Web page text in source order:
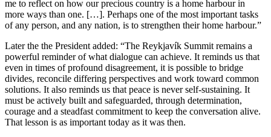
me to reflect on how our precious country is a home harbour in
more ways than one. […]. Perhaps one of the most important tasks
of any person, and any nation, is to strengthen their home harbour.”​​​​‌ ‍ ​‍​‍‌‍ ‌ ​‍‌‍‍‌‌‍‌ ‌‍‍‌‌‍ ‍​‍​‍​ ‍‍​‍​‍‌ ​ ‌‍​‌‌‍ ‍‌‍‍‌‌ ‌​‌ ‍‌​‍ ‍‌‍‍‌‌‍ ​‍​‍​‍ ​​‍​‍‌‍‍​‌ ​‍‌‍‌‌‌‍‌‍​‍​‍​ ‍‍​‍​‍‌‍‍​‌ ‌​‌ ‌​‌ ​​‌ ​ ​‍ ​‍ ‌‍‌‍‌‍ ‌ ​‍‌ ​ ‌‍‌‌‌ ‌​‌‍‍‌​‍ ‌‌‍‍‌‌ ​ ‌‍ ​‌‍​‌‌‍ ‍‌‍‌​‌ ​ ​‍ ‍‌ ‌‍‌‍‌‌‌ ​‍‌‍​ ‌‍‌‌‌‍ ​​‍ ‍‌‍​‌‌ ​​‌ ​​​‍ ‌ ​ ‌ ‌​‌ ‌‌‌‍‌​‌‍‍‌‌‍ ​‍ ‌‍‍‌‌‍ ‍‌ ‌​‌‍‌‌‌‍ ‍‌ ‌​​‍ ‌‍‌‌‌‍‌​‌‍‍‌‌ ‌​​‍ ‌‍ ‌‌‍ ‌‍‌​‌‍‌‌​ ‌‌ ​​‌ ​‍‌‍‌‌‌ ​ ‌‍‌‌‌‍ ‍‌ ‌​‌‍​‌‌ ‌​‌‍‍‌‌‍ ‌‍ ‍​ ‍ ‌‍‍‌‌‍‌​​ ‌​ ‌ ​ ‌‍​ ​​​ ​ ​ ‌‍‌‍‌‌‌‍​‍‌‍​‌​‍ ‌​ ​ ​ ​ ‌‍​‌‌‍‌‍​‍ ‌​ ‌​‌‍​‌‌‍‌‌​ ‌‌​‍ ‌​ ‍‌​ ​‌‌‍​‌​ ‍​​‍ ‌‌‍‌​​ ‌ ​ ​‍​ ‍​​ ‌‍​ ​‌‌‍‌​​ ​ ​ ​‍​ ​‍​ ‍​‌‍​ ​ ‍ ‌ ‌​‌ ‍‌‌ ​​‌‍‌‌​ ‌‌‍ ‍‌‍‌‌‌ ‌ ‌ ​ ​ ‍ ‌ ​​‌‍​‌‌ ‌​‌‍‍​​ ‌‌ ​​‌‍​‌‌‍‌ ‌‍‌‌‌​​‍‌ ‌‌‌‍‍‌‌‍ ​‌‍‌​‌‍‌‌‌ ​‍​‍‌‌​ ‌‌‌​​‍‌‌ ‌‍‍ ‌‍‌‌‌ ‍‌​‍‌‌​ ​ ‌​‌​​‍‌‌​ ​ ‌​‌​​‍‌‌​ ​‍​ ​‍​ ‌‍‌‍​ ‌‍​‍​ ‍​​ ‌‌​ ‌ ​ ​ ​ ‍​‌‍​‍‌‍​‍​ ​‍​ ‍​​‍‌‌​ ​‍​ ​‍​‍‌‌​ ‌‌‌​‌​​‍ ‍‌‍​ ‌‍ ‌‍ ‍‌ ‌​‌‍‌‌‌‍ ‍‌ ‌​​‍‌‌​ ‌‌‌​​‍‌‌ ‌‍‍ ‌‍‌‌‌ ‍‌​‍‌‌​ ​ ‌​‌​​‍‌‌​ ​ ‌​‌​​‍‌‌​ ​‍​ ​‍​ ‍​​ ‍‌‌‍​‌​ ​​‌‍​‍‌‍‌‍‌‍‌​​ ‌ ‌‍​‍​ ‌‌​ ‌​‌‍​‌​‍‌‌​ ​‍​ ​‍​‍‌‌​ ‌‌‌​‌​​‍ ‍‌‍​ ‌‍‍​‌‍‍‌‌‍ ​‌‍‌​‌ ​‍‌‍‌‌‌‍ ‍​‍‌‌​ ‌‌‌​​‍‌‌ ‌‍‍ ‌‍‌‌‌ ‍‌​‍‌‌​ ​ ‌​‌​​‍‌‌​ ​ ‌​‌​​‍‌‌​ ​‍​ ​‍‌‍‌​‌‍​‍​ ‌​‌‍‌‍​ ​​​ ‌​‌‍‌​‌‍​‌‌‍‌‍​ ‌‍​ ​ ​ ‍‌​‍‌‌​ ​‍​ ​‍​‍‌‌​ ‌‌‌​‌​​‍ ‍‌ ‌​‌‍‌‌‌ ‍​‌ ‌​​ ‌‍​‍‌‍​‌‌ ​ ‌‍‌‌‌‌‌‌‌ ​‍‌‍ ​​ ‌‌‍‍​‌ ‌​‌ ‌​‌ ​​‌ ​ ​‍‌‌​ ​‍‌​‌‍​‍‌‌​ ​‍‌​‌‍‌‍‌‍‌‍ ‌ ​‍‌ ​ ‌‍‌‌‌ ‌​‌‍‍‌​‍ ‌‌‍‍‌‌ ​ ‌‍ ​‌‍​‌‌‍ ‍‌‍‌​‌ ​ ​‍ ‍‌ ‌‍‌‍‌‌‌ ​‍‌‍​ ‌‍‌‌‌‍ ​​‍ ‍‌‍​‌‌ ​​‌ ​​​‍‌‌​ ​‍‌​‌‍‌ ​ ‌ ‌​‌ ‌‌‌‍‌​‌‍‍‌‌‍ ​‍‌‍‌‍‍‌‌‍‌​​ ‌​ ‌ ​ ‌‍​ ​​​ ​ ​ ‌‍‌‍‌‌‌‍​‍‌‍​‌​‍ ‌​ ​ ​ ​ ‌‍​‌‌‍‌‍​‍ ‌​ ‌​‌‍​‌‌‍‌‌​ ‌‌​‍ ‌​ ‍‌​ ​‌‌‍​‌​ ‍​​‍ ‌‌‍‌​​ ‌ ​ ​‍​ ‍​​ ‌‍​ ​‌‌‍‌​​ ​ ​ ​‍​ ​‍​ ‍​‌‍​ ​‍‌‍‌ ‌​‌ ‍‌‌ ​​‌‍‌‌​ ‌‌‍ ‍‌‍‌‌‌ ‌ ‌ ​ ​‍‌‍‌ ​​‌‍​‌‌ ‌​‌‍‍​​ ‌‌ ​​‌‍​‌‌‍‌ ‌‍‌‌‌​​‍‌ ‌‌‌‍‍‌‌‍ ​‌‍‌​‌‍‌‌‌ ​‍​‍‌‌​ ‌‌‌​​‍‌‌ ‌‍‍ ‌‍‌‌‌ ‍‌​‍‌‌​ ​ ‌​‌​​‍‌‌​ ​ ‌​‌​​‍‌‌​ ​‍​ ​‍​ ‌‍‌‍​ ‌‍​‍​ ‍​​ ‌‌​ ‌ ​ ​ ​ ‍​‌‍​‍‌‍​‍​ ​‍​ ‍​​‍‌‌​ ​‍​ ​‍​‍‌‌​ ‌‌‌​‌​​‍ ‍‌‍​ ‌‍ ‌‍ ‍‌ ‌​‌‍‌‌‌‍ ‍‌ ‌​​‍‌‌​ ‌‌‌​​‍‌‌ ‌‍‍ ‌‍‌‌‌ ‍‌​‍‌‌​ ​ ‌​‌​​‍‌‌​ ​ ‌​‌​​‍‌‌​ ​‍​ ​‍​ ‍​​ ‍‌‌‍​‌​ ​​‌‍​‍‌‍‌‍‌‍‌​​ ‌ ‌‍​‍​ ‌‌​ ‌​‌‍​‌​‍‌‌​ ​‍​ ​‍​‍‌‌​ ‌‌‌​‌​​‍ ‍‌‍​ ‌‍‍​‌‍‍‌‌‍ ​‌‍‌​‌ ​‍‌‍‌‌‌‍ ‍​‍‌‌​ ‌‌‌​​‍‌‌ ‌‍‍ ‌‍‌‌‌ ‍‌​‍‌‌​ ​ ‌​‌​​‍‌‌​ ​ ‌​‌​​‍‌‌​ ​‍​ ​‍‌‍‌​‌‍​‍​ ‌​‌‍‌‍​ ​​​ ‌​‌‍‌​‌‍​‌‌‍‌‍​ ‌‍​ ​ ​ ‍‌​‍‌‌​ ​‍​ ​‍​‍‌‌​ ‌‌‌​‌​​‍ ‍‌ ‌​‌‍‌‌‌ ‍​‌ ‌​​‍‌‍‌ ​​‌‍‌‌‌ ​‍‌ ​ ‌ ​​‌‍‌‌‌‍​ ‌ ‌​‌‍‍‌‌ ‌‍‌‍‌‌​ ‌‌ ​​‌ ‌‌‌‍​‍‌‍ ​‌‍‍‌‌ ​ ‌‍‍​‌‍‌‌‌‍‌​​‍​‍‌ ‌
Later the the President added: “The Reykjavík Summit remains a
powerful reminder of what dialogue can achieve. It reminds us that
even in times of profound disagreement, it is possible to bridge
divides, reconcile differing perspectives and work toward common
solutions. It also reminds us that peace is never self-sustaining. It
must be actively built and safeguarded, through determination,
courage and a steadfast commitment to keep the conversation alive.
That lesson is as important today as it was then. ​​​​‌ ‍ ​‍​‍‌‍ ‌ ​‍‌‍‍‌‌‍‌ ‌‍‍‌‌‍ ‍​‍​‍​ ‍‍​‍​‍‌ ​ ‌‍​‌‌‍ ‍‌‍‍‌‌ ‌​‌ ‍‌​‍ ‍‌‍‍‌‌‍ ​‍​‍​‍ ​​‍​‍‌‍‍​‌ ​‍‌‍‌‌‌‍‌‍​‍​‍​ ‍‍​‍​‍‌‍‍​‌ ‌​‌ ‌​‌ ​​‌ ​ ​‍ ​‍ ‌‍‌‍‌‍ ‌ ​‍‌ ​ ‌‍‌‌‌ ‌​‌‍‍‌​‍ ‌‌‍‍‌‌ ​ ‌‍ ​‌‍​‌‌‍ ‍‌‍‌​‌ ​ ​‍ ‍‌ ‌‍‌‍‌‌‌ ​‍‌‍​ ‌‍‌‌‌‍ ​​‍ ‍‌‍​‌‌ ​​‌ ​​​‍ ‌ ​ ‌ ‌​‌ ‌‌‌‍‌​‌‍‍‌‌‍ ​‍ ‌‍‍‌‌‍ ‍‌ ‌​‌‍‌‌‌‍ ‍‌ ‌​​‍ ‌‍‌‌‌‍‌​‌‍‍‌‌ ‌​​‍ ‌‍ ‌‌‍ ‌‍‌​‌‍‌‌​ ‌‌ ​​‌ ​‍‌‍‌‌‌ ​ ‌‍‌‌‌‍ ‍‌ ‌​‌‍​‌‌ ‌​‌‍‍‌‌‍ ‌‍ ‍​ ‍ ‌‍‍‌‌‍‌​​ ‌​ ‌ ​ ‌‍​ ​​​ ​ ​ ‌‍‌‍‌‌‌‍​‍‌‍​‌​‍ ‌​ ​ ​ ​ ‌‍​‌‌‍‌‍​‍ ‌​ ‌​‌‍​‌‌‍‌‌​ ‌‌​‍ ‌​ ‍‌​ ​‌‌‍​‌​ ‍​​‍ ‌‌‍‌​​ ‌ ​ ​‍​ ‍​​ ‌‍​ ​‌‌‍‌​​ ​ ​ ​‍​ ​‍​ ‍​‌‍​ ​ ‍ ‌ ‌​‌ ‍‌‌ ​​‌‍‌‌​ ‌‌‍ ‍‌‍‌‌‌ ‌ ‌ ​ ​ ‍ ‌ ​​‌‍​‌‌ ‌​‌‍‍​​ ‌‌ ​​‌‍​‌‌‍‌ ‌‍‌‌‌​​‍‌ ‌‌‌‍‍‌‌‍ ​‌‍‌​‌‍‌‌‌ ​‍​‍‌‌​ ‌‌‌​​‍‌‌ ‌‍‍ ‌‍‌‌‌ ‍‌​‍‌‌​ ​ ‌​‌​​‍‌‌​ ​ ‌​‌​​‍‌‌​ ​‍​ ​‍​ ‌‍‌‍​ ‌‍​‍​ ‍​​ ‌‌​ ‌ ​ ​ ​ ‍​‌‍​‍‌‍​‍​ ​‍​ ‍​​‍‌‌​ ​‍​ ​‍​‍‌‌​ ‌‌‌​‌​​‍ ‍‌‍​ ‌‍ ‌‍ ‍‌ ‌​‌‍‌‌‌‍ ‍‌ ‌​​‍‌‌​ ‌‌‌​​‍‌‌ ‌‍‍ ‌‍‌‌‌ ‍‌​‍‌‌​ ​ ‌​‌​​‍‌‌​ ​ ‌​‌​​‍‌‌​ ​‍​ ​‍‌‍‌​‌‍‌‌‌‍​ ​ ​​​ ​‍​ ‌‌‌‍‌‍​ ​ ​ ‍​​ ‍​​ ​​​ ​ ​‍‌‌​ ​‍​ ​‍​‍‌‌​ ‌‌‌​‌​​‍ ‍‌‍​ ‌‍‍​‌‍‍‌‌‍ ​‌‍‌​‌ ​‍‌‍‌‌‌‍ ‍​‍‌‌​ ‌‌‌​​‍‌‌ ‌‍‍ ‌‍‌‌‌ ‍‌​‍‌‌​ ​ ‌​‌​​‍‌‌​ ​ ‌​‌​​‍‌‌​ ​‍​ ​‍​ ‌‌​ ‌ ​ ​‌​ ‌​​ ‍​​ ​‍​ ‌​​ ​‌​ ​ ‌‍​‍​ ‌​​ ‌​​‍‌‌​ ​‍​ ​‍​‍‌‌​ ‌‌‌​‌​​‍ ‍‌ ‌​‌‍‌‌‌ ‍​‌ ‌​​ ‌‍​‍‌‍​‌‌ ​ ‌‍‌‌‌‌‌‌‌ ​‍‌‍ ​​ ‌‌‍‍​‌ ‌​‌ ‌​‌ ​​‌ ​ ​‍‌‌​ ​‍‌​‌‍​‍‌‌​ ​‍‌​‌‍‌‍‌‍‌‍ ‌ ​‍‌ ​ ‌‍‌‌‌ ‌​‌‍‍‌​‍ ‌‌‍‍‌‌ ​ ‌‍ ​‌‍​‌‌‍ ‍‌‍‌​‌ ​ ​‍ ‍‌ ‌‍‌‍‌‌‌ ​‍‌‍​ ‌‍‌‌‌‍ ​​‍ ‍‌‍​‌‌ ​​‌ ​​​‍‌‌​ ​‍‌​‌‍‌ ​ ‌ ‌​‌ ‌‌‌‍‌​‌‍‍‌‌‍ ​‍‌‍‌‍‍‌‌‍‌​​ ‌​ ‌ ​ ‌‍​ ​​​ ​ ​ ‌‍‌‍‌‌‌‍​‍‌‍​‌​‍ ‌​ ​ ​ ​ ‌‍​‌‌‍‌‍​‍ ‌​ ‌​‌‍​‌‌‍‌‌​ ‌‌​‍ ‌​ ‍‌​ ​‌‌‍​‌​ ‍​​‍ ‌‌‍‌​​ ‌ ​ ​‍​ ‍​​ ‌‍​ ​‌‌‍‌​​ ​ ​ ​‍​ ​‍​ ‍​‌‍​ ​‍‌‍‌ ‌​‌ ‍‌‌ ​​‌‍‌‌​ ‌‌‍ ‍‌‍‌‌‌ ‌ ‌ ​ ​‍‌‍‌ ​​‌‍​‌‌ ‌​‌‍‍​​ ‌‌ ​​‌‍​‌‌‍‌ ‌‍‌‌‌​​‍‌ ‌‌‌‍‍‌‌‍ ​‌‍‌​‌‍‌‌‌ ​‍​‍‌‌​ ‌‌‌​​‍‌‌ ‌‍‍ ‌‍‌‌‌ ‍‌​‍‌‌​ ​ ‌​‌​​‍‌‌​ ​ ‌​‌​​‍‌‌​ ​‍​ ​‍​ ‌‍‌‍​ ‌‍​‍​ ‍​​ ‌‌​ ‌ ​ ​ ​ ‍​‌‍​‍‌‍​‍​ ​‍​ ‍​​‍‌‌​ ​‍​ ​‍​‍‌‌​ ‌‌‌​‌​​‍ ‍‌‍​ ‌‍ ‌‍ ‍‌ ‌​‌‍‌‌‌‍ ‍‌ ‌​​‍‌‌​ ‌‌‌​​‍‌‌ ‌‍‍ ‌‍‌‌‌ ‍‌​‍‌‌​ ​ ‌​‌​​‍‌‌​ ​ ‌​‌​​‍‌‌​ ​‍​ ​‍‌‍‌​‌‍‌‌‌‍​ ​ ​​​ ​‍​ ‌‌‌‍‌‍​ ​ ​ ‍​​ ‍​​ ​​​ ​ ​‍‌‌​ ​‍​ ​‍​‍‌‌​ ‌‌‌​‌​​‍ ‍‌‍​ ‌‍‍​‌‍‍‌‌‍ ​‌‍‌​‌ ​‍‌‍‌‌‌‍ ‍​‍‌‌​ ‌‌‌​​‍‌‌ ‌‍‍ ‌‍‌‌‌ ‍‌​‍‌‌​ ​ ‌​‌​​‍‌‌​ ​ ‌​‌​​‍‌‌​ ​‍​ ​‍​ ‌‌​ ‌ ​ ​‌​ ‌​​ ‍​​ ​‍​ ‌​​ ​‌​ ​ ‌‍​‍​ ‌​​ ‌​​‍‌‌​ ​‍​ ​‍​‍‌‌​ ‌‌‌​‌​​‍ ‍‌ ‌​‌‍‌‌‌ ‍​‌ ‌​​‍‌‍‌ ​​‌‍‌‌‌ ​‍‌ ​ ‌ ​​‌‍‌‌‌‍​ ‌ ‌​‌‍‍‌‌ ‌‍‌‍‌‌​ ‌‌ ​​‌ ‌‌‌‍​‍‌‍ ​‌‍‍‌‌ ​ ‌‍‍​‌‍‌‌‌‍‌​​‍​‍‌ ‌